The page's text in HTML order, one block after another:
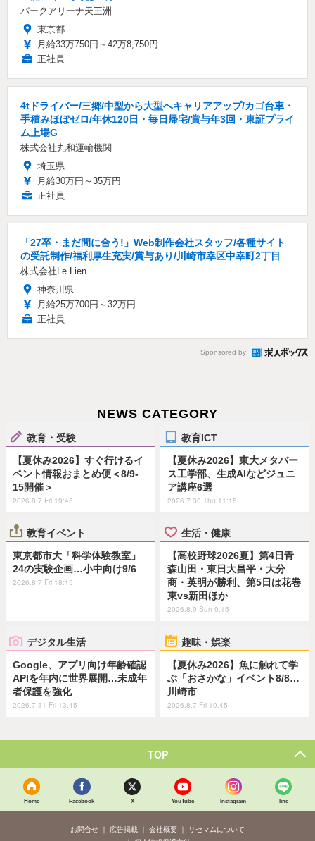
パークアリーナ天王洲
東京都
月給33万750円～42万8,750円
正社員
4tドライバー/三郷/中型から大型へキャリアアップ/カゴ台車・
手積みほぼゼロ/年休120日・毎日帰宅/賞与年3回・東証プライ
ム上場G
株式会社丸和運輸機関
埼玉県
月給30万円～35万円
正社員
「27卒・まだ間に合う!」Web制作会社スタッフ/各種サイト
の受託制作/福利厚生充実/賞与あり/川崎市幸区中幸町2丁目
株式会社Le Lien
神奈川県
月給25万700円～32万円
正社員
Sponsored by
NEWS CATEGORY
教育・受験
【夏休み2026】すぐ行けるイ
ベント情報おまとめ便＜8/9-
15開催＞
2026.8.7 Fri 19:45
教育ICT
【夏休み2026】東大メタバー
ス工学部、生成AIなどジュニ
ア講座6選
2026.7.30 Thu 11:15
教育イベント
東京都市大「科学体験教室」
24の実験企画…小中向け9/6
2026.8.7 Fri 18:15
生活・健康
【高校野球2026夏】第4日青
森山田・東日大昌平・大分
商・英明が勝利、第5日は花巻
東vs新田ほか
2026.8.9 Sun 9:15
デジタル生活
Google、アプリ向け年齢確認
APIを年内に世界展開…未成年
者保護を強化
2026.7.31 Fri 13:45
趣味・娯楽
【夏休み2026】魚に触れて学
ぶ「おさかな」イベント8/8…
川崎市
2026.8.7 Fri 10:45
TOP
Home Facebook X YouTube Instagram line
お問合せ 広告掲載 会社概要
リセマムについて